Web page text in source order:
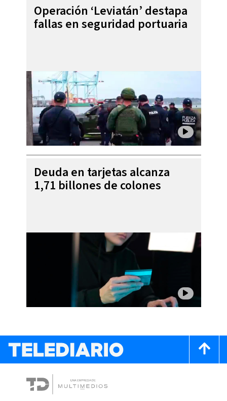
Operación ‘Leviatán’ destapa
fallas en seguridad portuaria
Deuda en tarjetas alcanza
1,71 billones de colones